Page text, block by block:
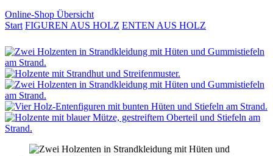
Online-Shop Übersicht
Start FIGUREN AUS HOLZ ENTEN AUS HOLZ